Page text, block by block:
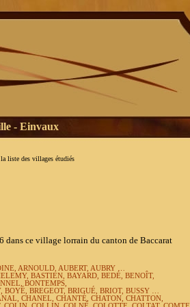
liste des villages étudiés
ce village lorrain du canton de Baccarat
ARNOULD, AUBERT, AUBRY …
BASTIEN, BAYARD, BEDÉ, BENOÎT,
BONTEMPS,
BOYÉ, BREGEOT, BRIGUÉ, BRIOT, BUSSY …
CHANEL, CHANTÉ, CHATON, CHATTON,
- Einvaux